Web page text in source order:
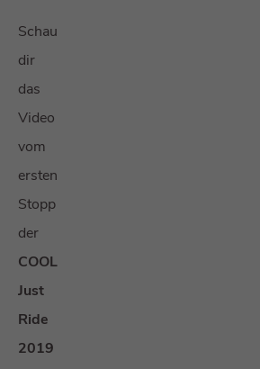
Schau
dir
das
Video
vom
ersten
Stopp
der
COOL
Just
Ride
2019